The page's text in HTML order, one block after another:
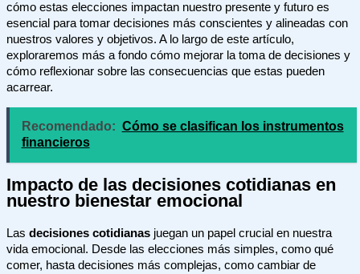
cómo estas elecciones impactan nuestro presente y futuro es
esencial para tomar decisiones más conscientes y alineadas con
nuestros valores y objetivos. A lo largo de este artículo,
exploraremos más a fondo cómo mejorar la toma de decisiones y
cómo reflexionar sobre las consecuencias que estas pueden
acarrear.
Recomendado: Cómo se clasifican los instrumentos
financieros
Impacto de las decisiones cotidianas en
nuestro bienestar emocional
Las decisiones cotidianas juegan un papel crucial en nuestra
vida emocional. Desde las elecciones más simples, como qué
comer, hasta decisiones más complejas, como cambiar de